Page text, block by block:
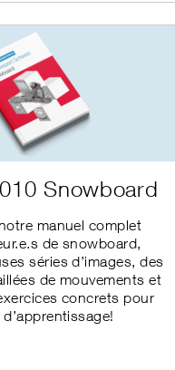
Snowboard
manuel complet
de snowboard,
séries d’images, des
de mouvements et
concrets pour